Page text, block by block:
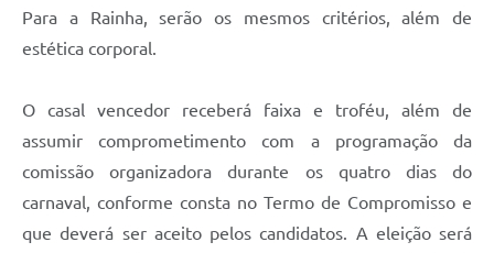
Para a Rainha, serão os mesmos critérios, além de
estética corporal.
O casal vencedor receberá faixa e troféu, além de
assumir comprometimento com a programação da
comissão organizadora durante os quatro dias do
carnaval, conforme consta no Termo de Compromisso e
que deverá ser aceito pelos candidatos. A eleição será